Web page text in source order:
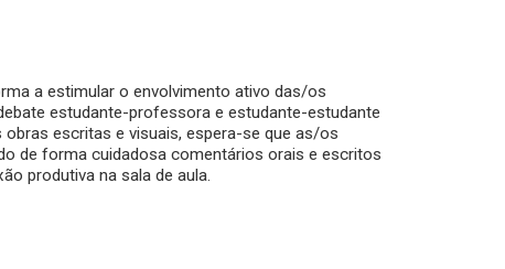
a estimular o envolvimento ativo das/os
estudante-professora e estudante-estudante
escritas e visuais, espera-se que as/os
de forma cuidadosa comentários orais e escritos
produtiva na sala de aula.